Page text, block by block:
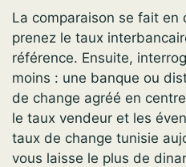
La comparaison se fait en
prenez le taux
référence. Ensuite,
moins : une banque ou
de change agréé en
le taux vendeur et les
taux de change tunisie
vous laisse le plus de